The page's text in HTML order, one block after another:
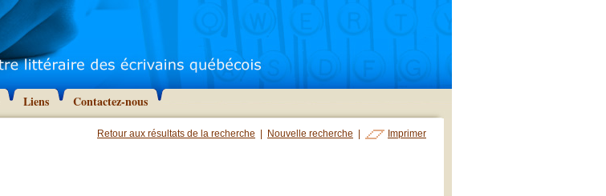
Liens Contactez-nous
Retour aux résultats de la recherche Nouvelle recherche Imprimer